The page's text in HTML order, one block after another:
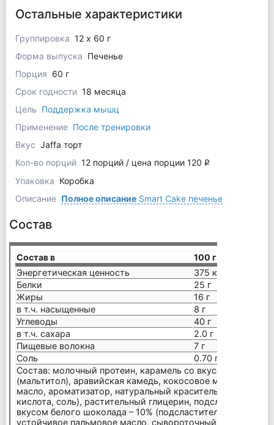
Остальные характеристики
Группировка 12 х 60 г
Форма выпуска Печенье
Порция 60 г
Срок годности 18 месяца
Цель Поддержка мышц
Применение После тренировки
Вкус Jaffa торт
Кол-во порций 12 порций / цена порции 120 q
Упаковка Коробка
Описание Полное описаниеSmart Cake печенье
Состав
Состав в
100 г
Энергетическая ценность
375 ккал
Белки
25 г
Жиры
16 г
в т.ч. насыщенные
8 г
Углеводы
40 г
в т.ч. сахара
2.0 г
Пищевые волокна
7 г
Соль
0.70 г
Состав: молочный протеин, карамель со вкусом малины –
(мальтитол), аравийская камедь, кокосовое масло,
масло, ароматизатор, натуральный краситель (черная
кислота, соль), растительный глицерин, подсластитель
вкусом белого шоколада – 10% (подсластители
устойчивое пальмовое масло, сывороточный протеин